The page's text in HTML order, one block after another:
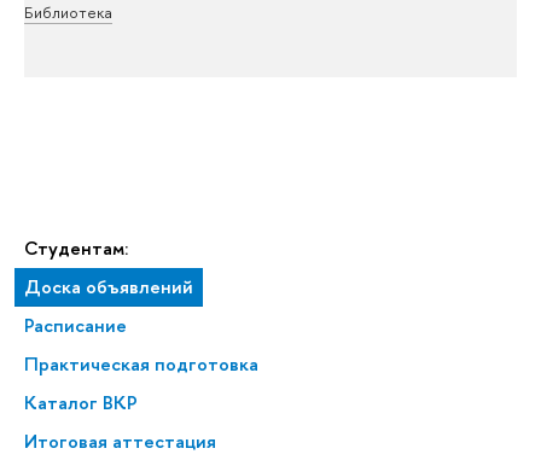
Студентам:
Доска объявлений
Расписание
Практическая подготовка
Каталог ВКР
Итоговая аттестация
Библиотека